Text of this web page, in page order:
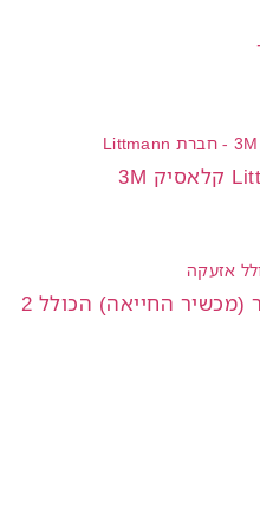
ארון לאחסון דפיברילטור (מכשיר החייאה) הכולל 2